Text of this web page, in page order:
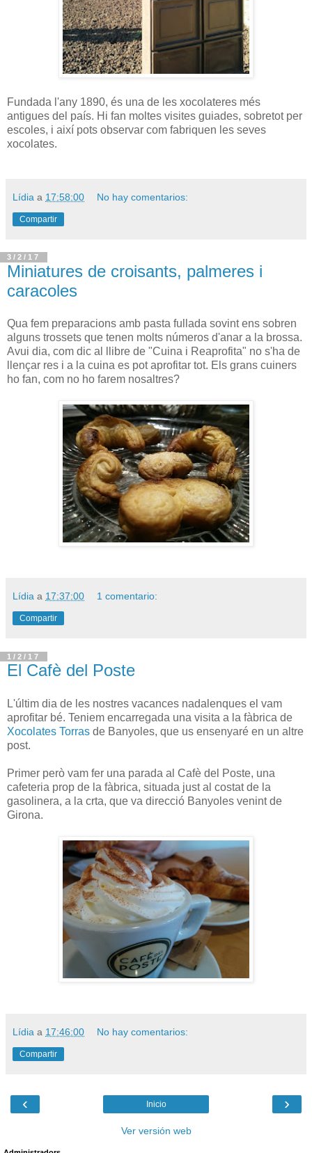
Fundada l'any 1890, és una de les xocolateres més
antigues del país. Hi fan moltes visites guiades, sobretot per
escoles, i així pots observar com fabriquen les seves
xocolates.
Lídia a 17:58:00 No hay comentarios:
Compartir
3/2/17
Miniatures de croisants, palmeres i
caracoles
Qua fem preparacions amb pasta fullada sovint ens sobren
alguns trossets que tenen molts números d'anar a la brossa.
Avui dia, com dic al llibre de "Cuina i Reaprofita" no s'ha de
llençar res i a la cuina es pot aprofitar tot. Els grans cuiners
ho fan, com no ho farem nosaltres?
Lídia a 17:37:00 1 comentario:
Compartir
1/2/17
El Cafè del Poste
L'últim dia de les nostres vacances nadalenques el vam
aprofitar bé. Teniem encarregada una visita a la fàbrica de
Xocolates Torras de Banyoles, que us ensenyaré en un altre
post.
Primer però vam fer una parada al Cafè del Poste, una
cafeteria prop de la fàbrica, situada just al costat de la
gasolinera, a la crta, que va direcció Banyoles venint de
Girona.
Lídia a 17:46:00 No hay comentarios:
Compartir
‹ ›
Inicio
Ver versión web